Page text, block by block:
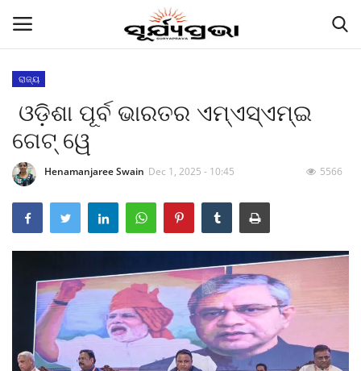
Contact
Gallery
E-paper
Famous Durga Puja From Odisha
ରାଜନୀତି
କି କଥା ବୋଇଲେ
ରାଜ୍ୟ
ଓଡ଼ିଶା ପୂର୍ବ ଭାରତର ଏମ୍‌ଏସ୍‌ଏମ୍‌ଇ
ଗେଟ୍‌ ୱେ
Henamanjaree Swain Dec 1, 2025 - 10:45 5566